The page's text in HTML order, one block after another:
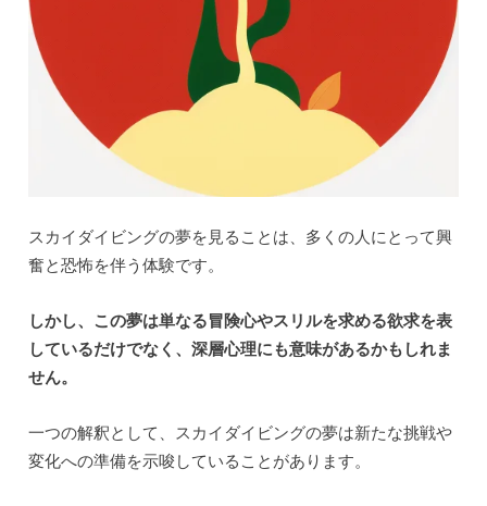
スカイダイビングの夢を見ることは、多くの人にとって興
奮と恐怖を伴う体験です。
しかし、この夢は単なる冒険心やスリルを求める欲求を表
しているだけでなく、深層心理にも意味があるかもしれま
せん。
一つの解釈として、スカイダイビングの夢は新たな挑戦や
変化への準備を示唆していることがあります。